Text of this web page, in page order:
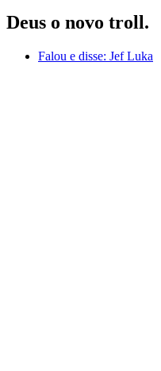
Deus o novo troll.
Falou e disse: Jef Luka